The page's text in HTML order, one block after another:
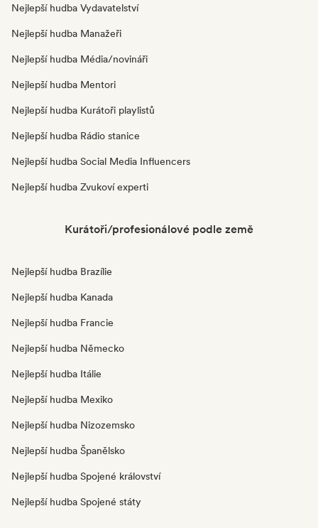
Nejlepší hudba Vydavatelství
Nejlepší hudba Manažeři
Nejlepší hudba Média/novináři
Nejlepší hudba Mentori
Nejlepší hudba Kurátoři playlistů
Nejlepší hudba Rádio stanice
Nejlepší hudba Social Media Influencers
Nejlepší hudba Zvukoví experti
Kurátoři/profesionálové podle země
Nejlepší hudba Brazílie
Nejlepší hudba Kanada
Nejlepší hudba Francie
Nejlepší hudba Německo
Nejlepší hudba Itálie
Nejlepší hudba Mexiko
Nejlepší hudba Nizozemsko
Nejlepší hudba Španělsko
Nejlepší hudba Spojené království
Nejlepší hudba Spojené státy